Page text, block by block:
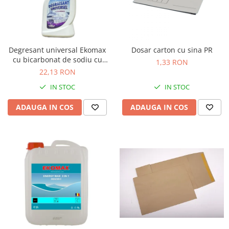
Suporturi si huse telefoane &
Periferice PC si accesorii
Ergnonomice
Audio
Boxe portabile
Tehnica si mobilier pentru birou
Laminatoare
Accesorii mobilier
Ghilotine și Trimmere
Calculatoare de birou
Distrugatoare documente
Cosuri de gunoi pentru birou
Scaune, birouri si produse
Degresant universal Ekomax
cu bicarbonat de sodiu cu
pulverizator 500ml
22,13 RON
IN STOC
ADAUGA IN COS
Dosar carton cu sina PR
1,33 RON
IN STOC
ADAUGA IN COS